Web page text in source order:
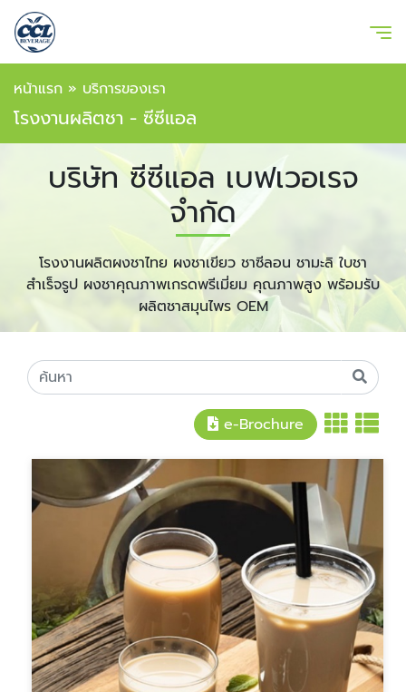
หน้าแรก » บริการของเรา
โรงงานผลิตชา - ซีซีแอล
บริษัท ซีซีแอล เบฟเวอเรจ
จำกัด
โรงงานผลิตผงชาไทย ผงชาเขียว ชาซีลอน ชามะลิ ใบชา
สำเร็จรูป ผงชาคุณภาพเกรดพรีเมี่ยม คุณภาพสูง พร้อมรับ
ผลิตชาสมุนไพร OEM
e-Brochure